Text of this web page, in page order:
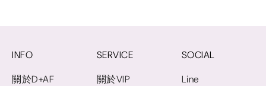
INFO
關於D+AF
SERVICE
關於VIP
SOCIAL
Line